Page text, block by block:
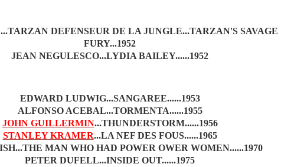
DEFENSEUR DE LA JUNGLE...TARZAN'S SAVAGE
FURY...1952
JEAN NEGULESCO...LYDIA BAILEY......1952
EDWARD LUDWIG...SANGAREE......1953
ALFONSO ACEBAL...TORMENTA......1955
JOHN GUILLERMIN...THUNDERSTORM......1956
STANLEY KRAMER...LA NEF DES FOUS......1965
MAN WHO HAD POWER OWER WOMEN......1970
PETER DUFELL...INSIDE OUT......1975